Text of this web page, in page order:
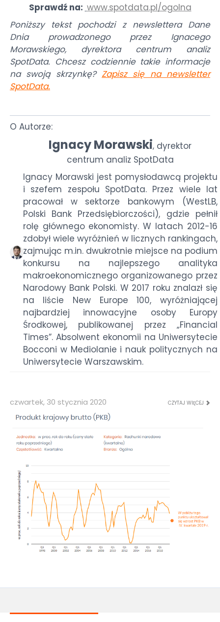
Sprawdź na: www.spotdata.pl/ogolna
Poniższy tekst pochodzi z newslettera Dane
Dnia prowadzonego przez Ignacego
Morawskiego, dyrektora centrum analiz
SpotData. Chcesz codziennie takie informacje
na swoją skrzynkę? Zapisz się na newsletter
SpotData.
O Autorze:
Ignacy Morawski, dyrektor
centrum analiz SpotData
Ignacy Morawski jest pomysłodawcą projektu
i szefem zespołu SpotData. Przez wiele lat
pracował w sektorze bankowym (WestLB,
Polski Bank Przedsiębiorczości), gdzie pełnił
rolę głównego ekonomisty. W latach 2012-16
zdobył wiele wyróżnień w licznych rankingach,
zajmując m.in. dwukrotnie miejsce na podium
konkursu na najlepszego analityka
makroekonomicznego organizowanego przez
Narodowy Bank Polski. W 2017 roku znalazł się
na liście New Europe 100, wyróżniającej
najbardziej innowacyjne osoby Europy
Środkowej, publikowanej przez „Financial
Times”. Absolwent ekonomii na Uniwersytecie
Bocconi w Mediolanie i nauk politycznych na
Uniwersytecie Warszawskim.
czwartek, 30 stycznia 2020 CZYTAJ WIĘCEJ